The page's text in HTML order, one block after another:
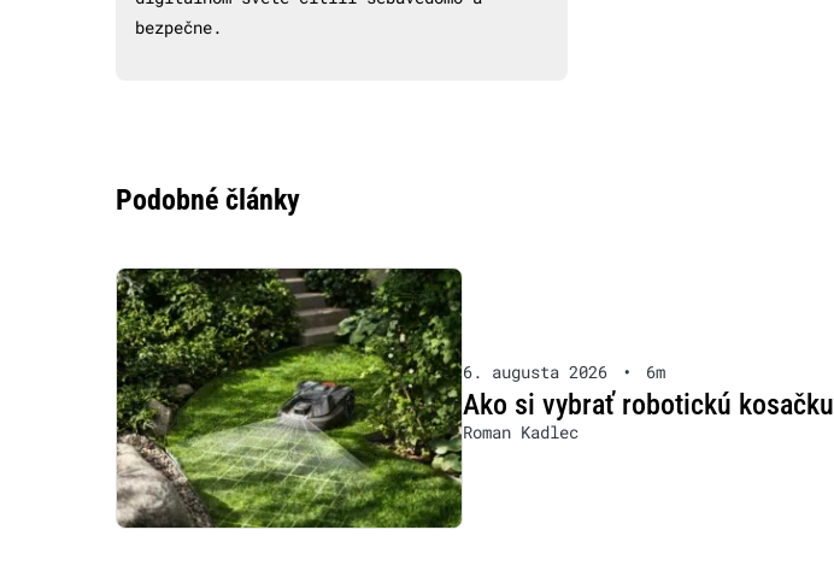
bezpečne.
Podobné články
6. augusta 2026 • 6m
Ako si vybrať robotickú kosačku
Roman Kadlec